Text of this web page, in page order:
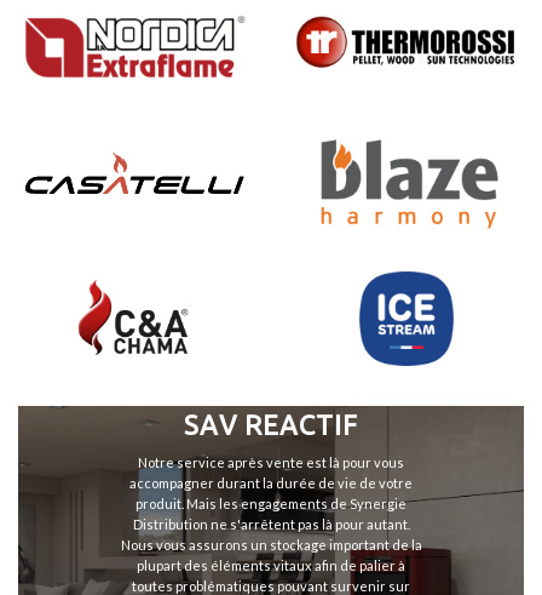
SAV REACTIF
Notre service après vente est là pour vous
accompagner durant la durée de vie de votre
produit. Mais les engagements de Synergie
Distribution ne s'arrêtent pas là pour autant.
Nous vous assurons un stockage important de la
plupart des éléments vitaux afin de palier à
toutes problématiques pouvant survenir sur